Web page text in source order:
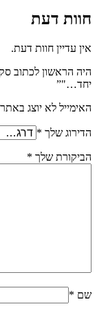
חוות דעת
אין עדיין חוות דעת.
היה הראשון לכתוב
יחד…"”
האימייל לא יוצג
הדירוג שלך *
הביקורת שלך *
שם *